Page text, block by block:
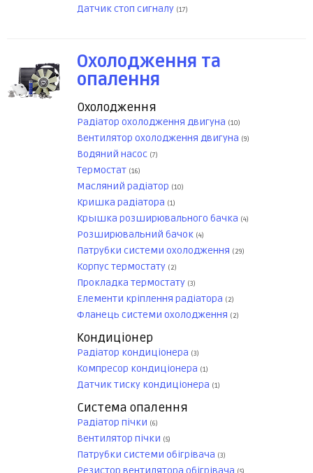
Датчик стоп сигналу (17)
Охолодження та
опалення
Охолодження
Радіатор охолодження двигуна (10)
Вентилятор охолодження двигуна (9)
Водяний насос (7)
Термостат (16)
Масляний радіатор (10)
Кришка радіатора (1)
Крышка розширювального бачка (4)
Розширювальний бачок (4)
Патрубки системи охолодження (29)
Корпус термостату (2)
Прокладка термостату (3)
Елементи кріплення радіатора (2)
Фланець системи охолодження (2)
Кондиціонер
Радіатор кондиціонера (3)
Компресор кондиціонера (1)
Датчик тиску кондиціонера (1)
Система опалення
Радіатор пічки (6)
Вентилятор пічки (5)
Патрубки системи обігрівача (3)
Резистор вентилятора обігрівача